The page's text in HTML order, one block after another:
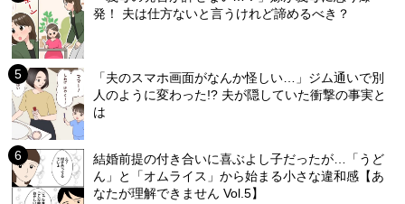
発！ 夫は仕方ないと言うけれど諦めるべき？
「夫のスマホ画面がなんか怪しい…」ジム通いで別
人のように変わった!? 夫が隠していた衝撃の事実と
は
結婚前提の付き合いに喜ぶよし子だったが…「うど
ん」と「オムライス」から始まる小さな違和感【あ
なたが理解できません Vol.5】